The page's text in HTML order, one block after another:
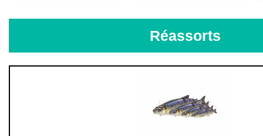
Réassorts